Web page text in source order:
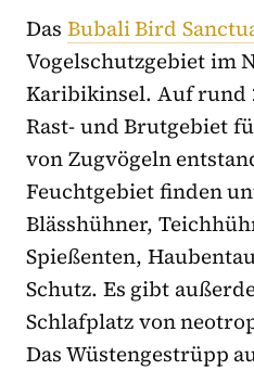
Das Bubali Bird
Vogelschutzgebiet im
Karibikinsel. Auf rund
Rast- und Brutgebiet
von Zugvögeln
Feuchtgebiet finden
Blässhühner,
Spießenten,
Schutz. Es gibt
Schlafplatz von
Das Wüstengestrüpp